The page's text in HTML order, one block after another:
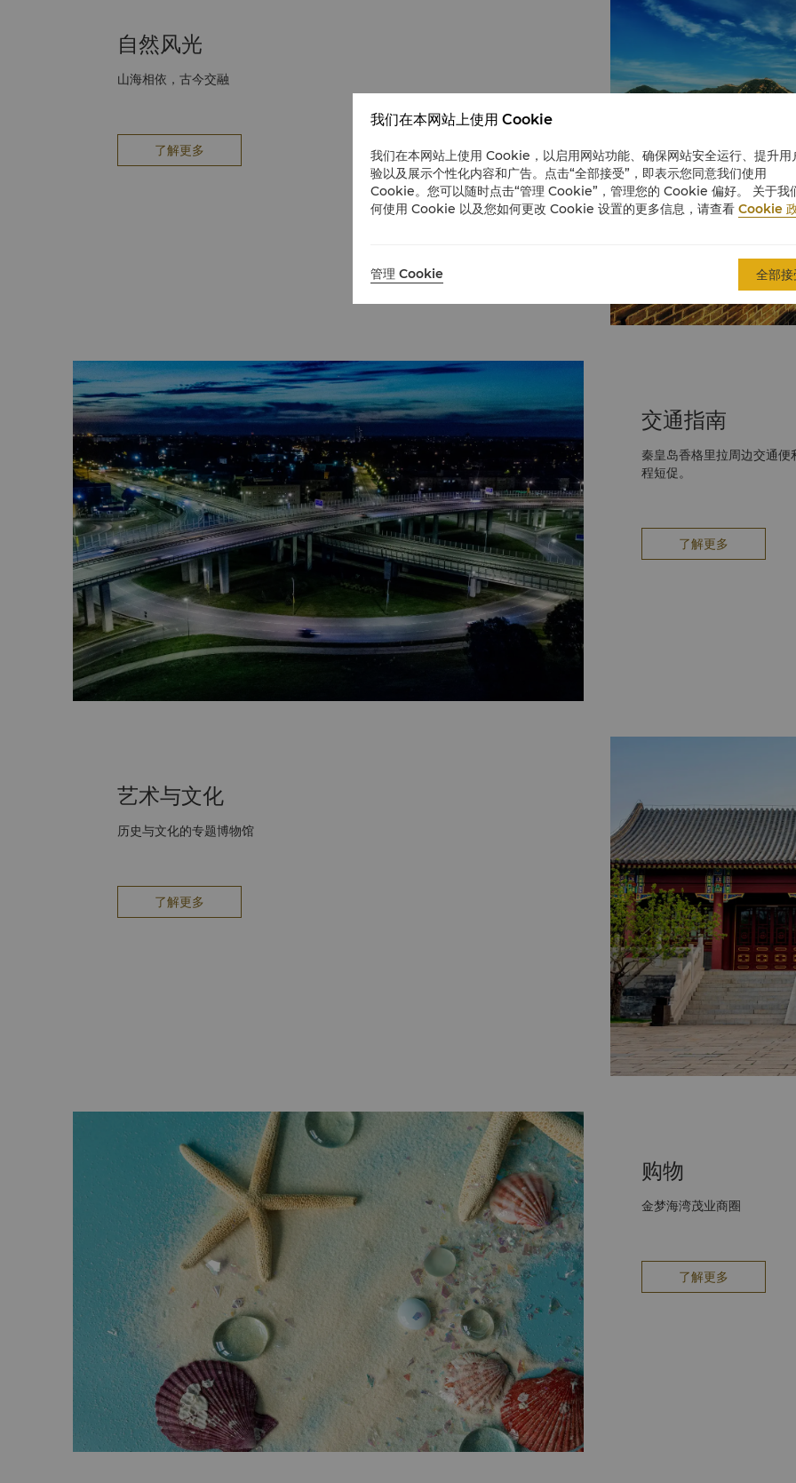
自然风光
山海相依，古今交融
了解更多
交通指南
秦皇岛香格里拉周边交通
程短促。
了解更多
艺术与文化
历史与文化的专题博物馆
了解更多
购物
金梦海湾茂业商圈
了解更多
我们在本网站上使用 Cookie
我们在本网站上使用 Cookie，以启用网站功能、确保网站安全运行、提升用
验以及展示个性化内容和广告。点击“全部接受”，即表示您同意我们使用
Cookie。您可以随时点击“管理 Cookie”，管理您的 Cookie 偏好。 关于我
何使用 Cookie 以及您如何更改 Cookie 设置的更多信息，请查看 Cookie
管理 Cookie 全部接